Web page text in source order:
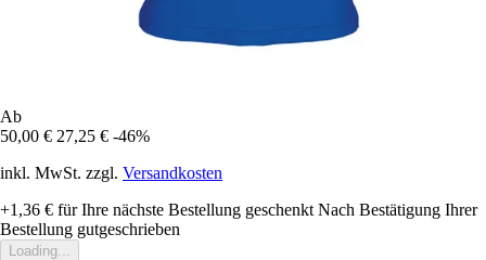
Ab
50,00 € 27,25 € -46%
inkl. MwSt. zzgl. Versandkosten
+1,36 € für Ihre nächste Bestellung geschenkt Nach Bestätigung Ihrer
Bestellung gutgeschrieben
Loading...